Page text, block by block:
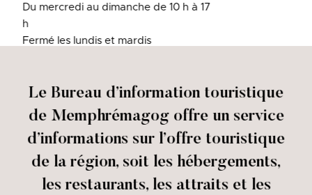
Du mercredi au dimanche de 10 h à 17
h
Fermé les lundis et mardis
Le Bureau d’information touristique
de Memphrémagog offre un service
d’informations sur l’offre touristique
de la région, soit les hébergements,
les restaurants, les attraits et les